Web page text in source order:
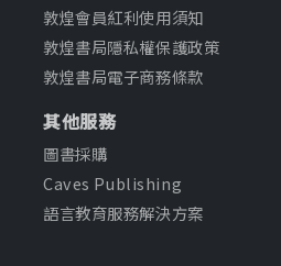
敦煌會員紅利使用須知
敦煌書局隱私權保護政策
敦煌書局電子商務條款
其他服務
圖書採購
Caves Publishing
語言教育服務解決方案